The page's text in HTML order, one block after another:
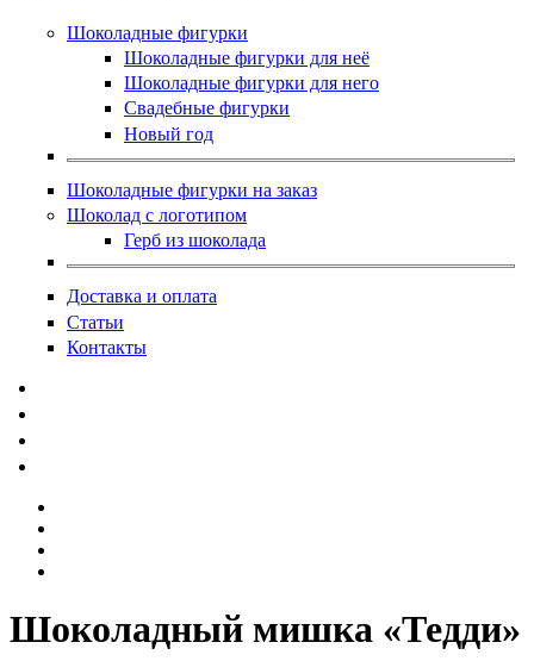
Шоколадные фигурки
Шоколадные фигурки для неё
Шоколадные фигурки для него
Свадебные фигурки
Новый год
Шоколадные фигурки на заказ
Шоколад с логотипом
Герб из шоколада
Доставка и оплата
Статьи
Контакты
Шоколадный мишка «Тедди»